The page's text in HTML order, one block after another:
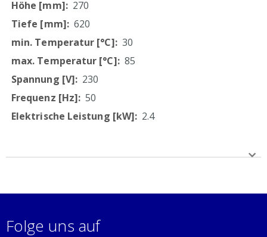
270
620
30
85
230
50
2.4
Folge uns auf